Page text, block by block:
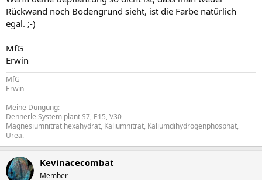
Rückwand noch Bodengrund sieht, ist die Farbe natürlich
egal. ;-)
MfG
Erwin
MfG
Erwin
Meine Düngung:
Dennerle System plant S7, E15, V30
Magnesiumnitrat hexahydrat, Kaliumnitrat, Kaliumdihydrogenphosphat,
Urea.
Kevinacecombat
Member